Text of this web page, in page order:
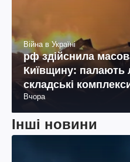
Війна в Україні
рф здійснила
Київщину: палають
складські
поранених (фото,
Вчора
Інші новини